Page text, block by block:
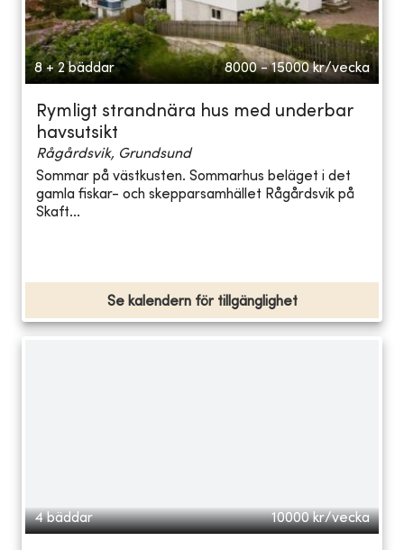
8 + 2 bäddar 8000 - 15000 kr/vecka
Rymligt strandnära hus med underbar
havsutsikt
Rågårdsvik, Grundsund
Sommar på västkusten. Sommarhus beläget i det
gamla fiskar- och skepparsamhället Rågårdsvik på
Skaft...
Se kalendern för tillgänglighet
4 bäddar 10000 kr/vecka